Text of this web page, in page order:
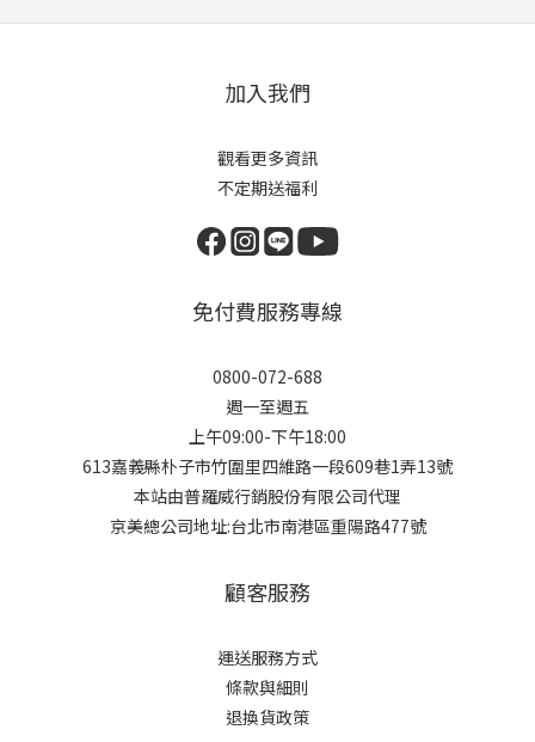
加入我們
觀看更多資訊
不定期送福利
免付費服務專線
0800-072-688
週一至週五
上午09:00-下午18:00
613嘉義縣朴子市竹圍里四維路一段609巷1弄13號
本站由普羅威行銷股份有限公司代理
京美總公司地址:台北市南港區重陽路477號
顧客服務
運送服務方式
條款與細則
退換貨政策